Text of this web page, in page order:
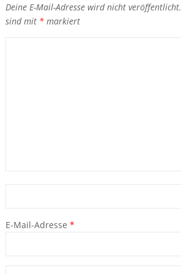
Deine E-Mail-Adresse wird nicht veröffentlicht.
sind mit *markiert
E-Mail-Adresse *